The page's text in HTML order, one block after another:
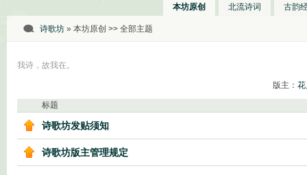
本坊原创 北流诗词 古韵
诗歌坊 » 本坊原创 >> 全部主题
我诗，故我在。
版主：
标题
诗歌坊发贴须知
诗歌坊版主管理规定